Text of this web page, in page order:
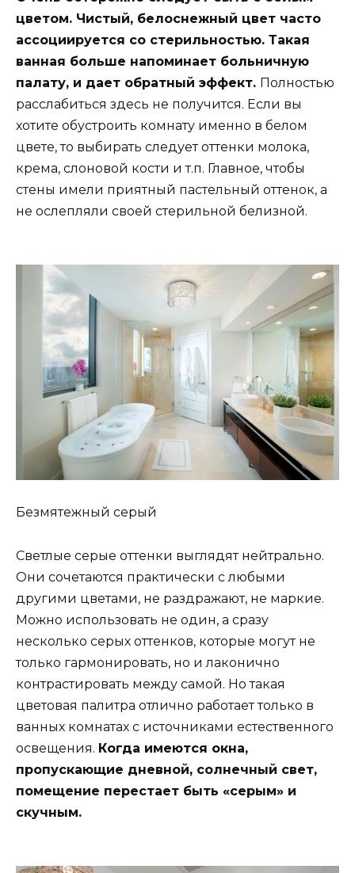
цветом. Чистый, белоснежный цвет часто
ассоциируется со стерильностью. Такая
ванная больше напоминает больничную
палату, и дает обратный эффект. Полностью
расслабиться здесь не получится. Если вы
хотите обустроить комнату именно в белом
цвете, то выбирать следует оттенки молока,
крема, слоновой кости и т.п. Главное, чтобы
стены имели приятный пастельный оттенок, а
не ослепляли своей стерильной белизной.
Безмятежный серый
Светлые серые оттенки выглядят нейтрально.
Они сочетаются практически с любыми
другими цветами, не раздражают, не маркие.
Можно использовать не один, а сразу
несколько серых оттенков, которые могут не
только гармонировать, но и лаконично
контрастировать между самой. Но такая
цветовая палитра отлично работает только в
ванных комнатах с источниками естественного
освещения. Когда имеются окна,
пропускающие дневной, солнечный свет,
помещение перестает быть «серым» и
скучным.